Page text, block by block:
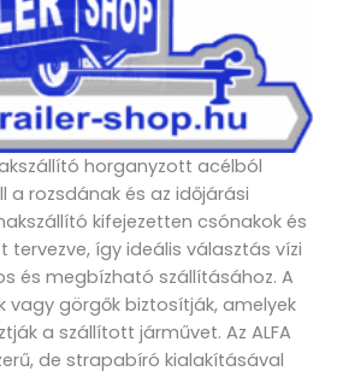
horganyzott acélból
a rozsdának és az időjárási
kifejezetten csónakok és
tervezve, így ideális választás vízi
és megbízható szállításához. A
vagy görgők biztosítják, amelyek
a szállított járművet. Az ALFA
de strapabíró kialakításával